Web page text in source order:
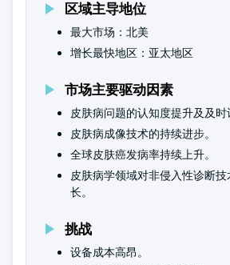
区域主导地位
最大市场：北美
增长最快地区：亚太地区
市场主要驱动因素
皮肤病问题的认知度提升及及时
皮肤病成像技术的持续进步。
全球皮肤癌发病率持续上升。
皮肤病学领域对非侵入性诊断
长。
挑战
设备成本高昂。